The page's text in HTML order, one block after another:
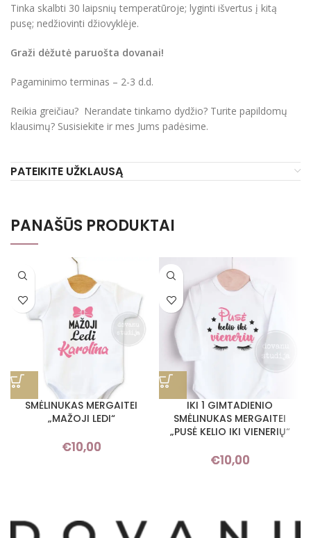
Tinka skalbti 30 laipsnių temperatūroje; lyginti išvertus į kitą
pusę; nedžiovinti džiovyklėje.
Graži dėžutė paruošta dovanai!
Pagaminimo terminas – 2-3 d.d.
Reikia greičiau? Nerandate tinkamo dydžio? Turite papildomų
klausimų? Susisiekite ir mes Jums padėsime.
PATEIKITE UŽKLAUSĄ
PANAŠŪS PRODUKTAI
SMĖLINUKAS MERGAITEI
„MAŽOJI LEDI“
€10,00
IKI 1 GIMTADIENIO
SMĖLINUKAS MERGAITEI
„PUSĖ KELIO IKI VIENERIŲ“
€10,00